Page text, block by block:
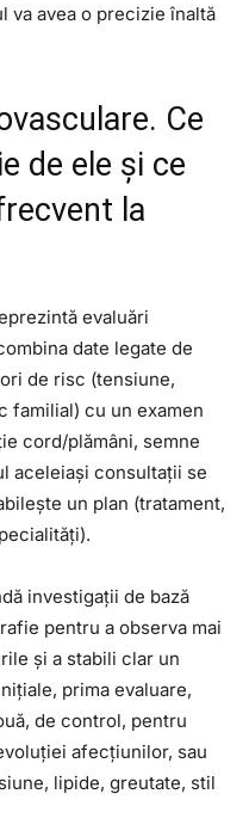
va avea o precizie înaltă
Ce
de ele și ce
la
evaluări
date legate de
de risc (tensiune,
familial) cu un examen
cord/plămâni, semne
aceleiași consultații se
un plan (tratament,
investigații de bază
pentru a observa mai
și a stabili clar un
prima evaluare,
de control, pentru
afecțiunilor, sau
lipide, greutate, stil